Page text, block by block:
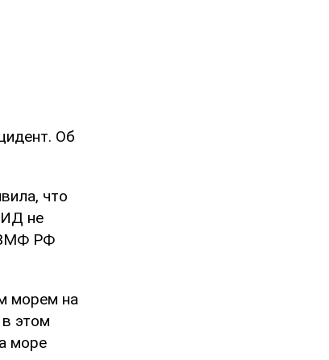
Об
что
не
ВМФ РФ
морем на
этом
море